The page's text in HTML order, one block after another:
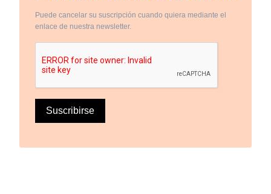
Puede cancelar su suscripción cuando quiera mediante el
enlace de nuestra newsletter.
Suscribirse